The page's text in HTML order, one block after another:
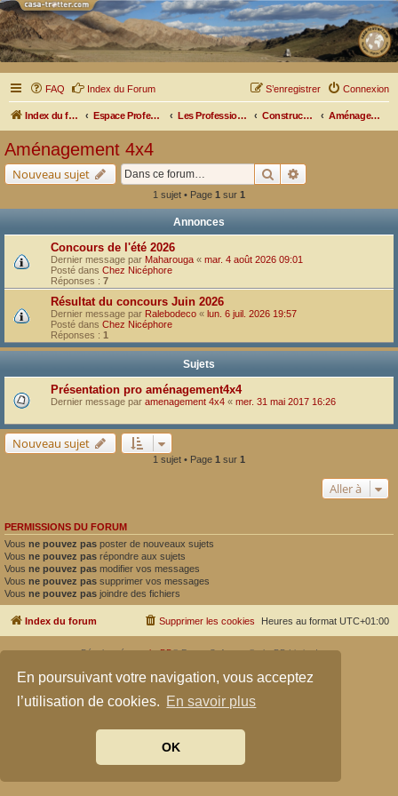
En poursuivant votre navigation, vous acceptez
l’utilisation de cookies. En savoir plus
OK
FAQ Index du Forum Connexion
S’enregistrer
Index du forum Espace Professionnel Les Professionnels nous parlent Constructeurs et Aménageurs Aménagement 4x4
Aménagement 4x4
Nouveau sujet Rechercher
1 sujet • Page 1 sur 1
Annonces
Concours de l'été 2026
Dernier message par Maharouga « mar. 4 août 2026 09:01
Posté dans Chez Nicéphore
Réponses : 7
Résultat du concours Juin 2026
Dernier message par Ralebodeco « lun. 6 juil. 2026 19:57
Posté dans Chez Nicéphore
Réponses : 1
Sujets
Présentation pro aménagement4x4
Dernier message par amenagement 4x4 « mer. 31 mai 2017 16:26
Nouveau sujet
1 sujet • Page 1 sur 1
Aller à
PERMISSIONS DU FORUM
Vous ne pouvez pas poster de nouveaux sujets
Vous ne pouvez pas répondre aux sujets
Vous ne pouvez pas modifier vos messages
Vous ne pouvez pas supprimer vos messages
Vous ne pouvez pas joindre des fichiers
Index du forum Heures au format UTC+01:00
Supprimer les cookies
Développé parphpBB® Forum Software © phpBB Limited
Confidentialité| Conditions